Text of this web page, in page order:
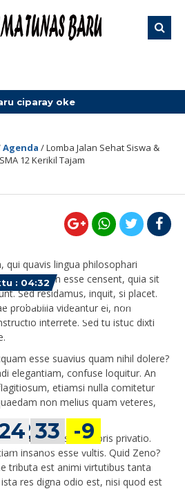
ciparay oke
Agenda /Lomba Jalan Sehat Siswa &
12 Kerikil Tajam
: 04:32
: Lomba Jalan Sehat
& Guru SMA 12 Kerikil
: SMA Negeri 12 Sumber jaya
jam
33
menit
-9
detik
qui quavis lingua philosophari
esse censent, quia sit
Sed residamus, inquit, si placet.
probabilia videantur ei, non
interrete. Sed tu istuc dixti
esse suavius quam nihil dolere?
elegantiam, confuse loquitur. An
etiamsi nulla comitetur
non melius quam veteres,
est, sed doloris privatio.
insanos esse vultis. Quid Zeno?
tributa est animi virtutibus tanta
res digna odio est, nisi quod est